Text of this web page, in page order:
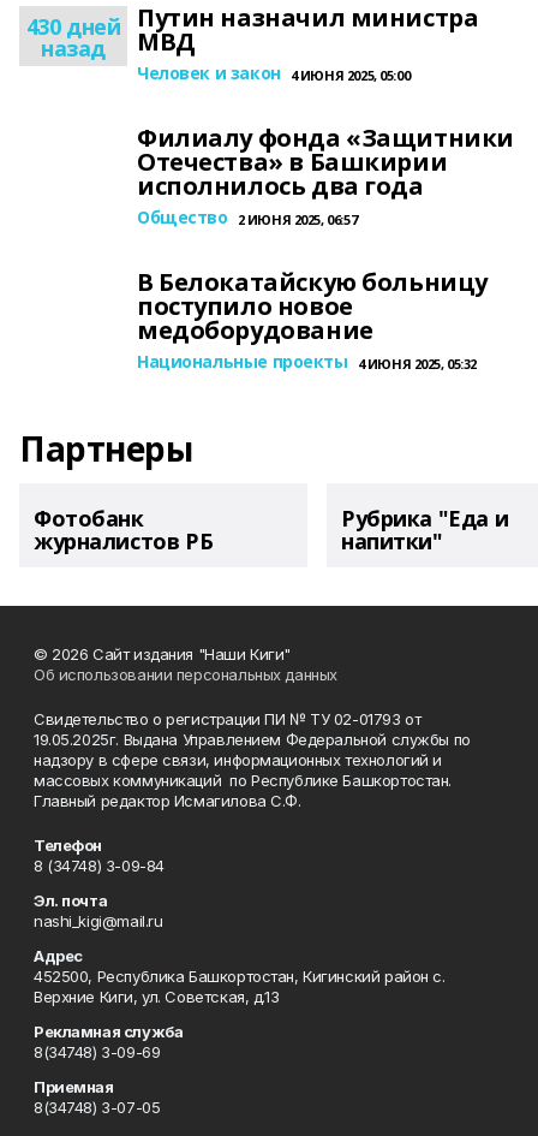
430 дней
назад
Путин назначил министра
МВД
Человек и закон 4 ИЮНЯ 2025, 05:00
Филиалу фонда «Защитники
Отечества» в Башкирии
исполнилось два года
Общество 2 ИЮНЯ 2025, 06:57
В Белокатайскую больницу
поступило новое
медоборудование
Национальные проекты 4 ИЮНЯ 2025, 05:32
Партнеры
Фотобанк
журналистов РБ
Рубрика "Еда и
напитки"
© 2026 Сайт издания "Наши Киги"
Об использовании персональных данных
Свидетельство о регистрации ПИ № ТУ 02-01793 от
19.05.2025г. Выдана Управлением Федеральной службы по
надзору в сфере связи, информационных технологий и
массовых коммуникаций по Республике Башкортостан.
Главный редактор Исмагилова С.Ф.
Телефон
8 (34748) 3-09-84
Эл. почта
nashi_kigi@mail.ru
Адрес
452500, Республика Башкортостан, Кигинский район с.
Верхние Киги, ул. Советская, д.13
Рекламная служба
8(34748) 3-09-69
Приемная
8(34748) 3-07-05